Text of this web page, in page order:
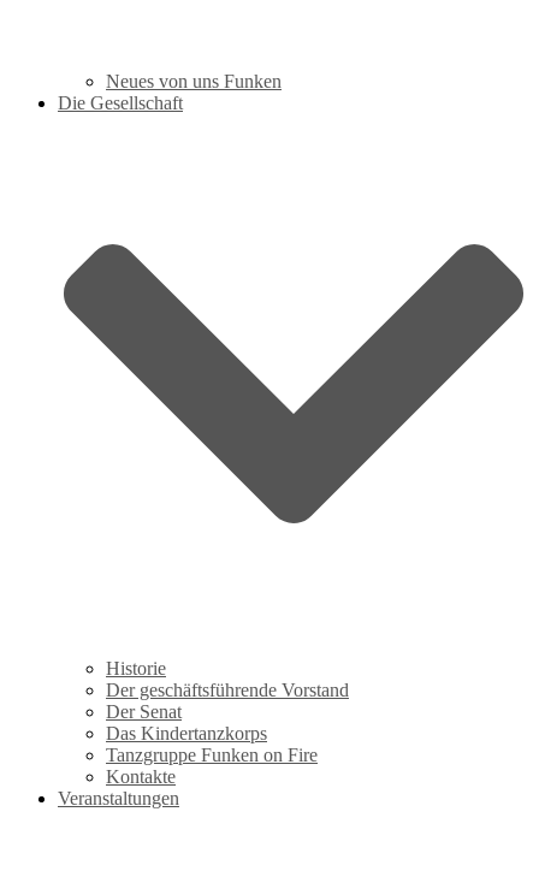
Neues von uns Funken
Die Gesellschaft
Historie
Der geschäftsführende Vorstand
Der Senat
Das Kindertanzkorps
Tanzgruppe Funken on Fire
Kontakte
Veranstaltungen